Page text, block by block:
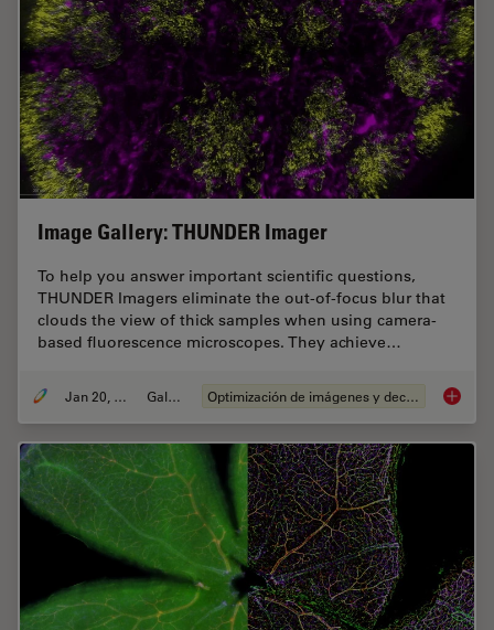
Image Gallery: THUNDER Imager
To help you answer important scientific questions,
THUNDER Imagers eliminate the out-of-focus blur that
clouds the view of thick samples when using camera-
based fluorescence microscopes. They achieve…
Jan 20, 2021 Gallery Optimización de imágenes y deconvolución Image